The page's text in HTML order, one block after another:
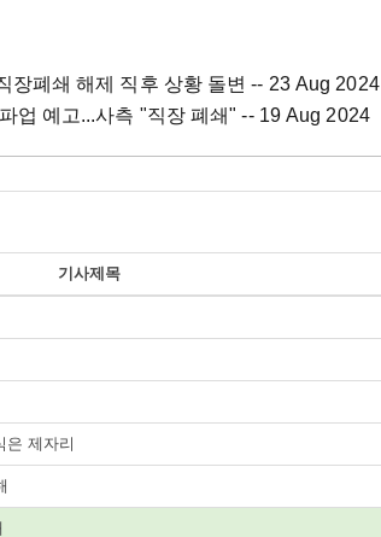
장폐쇄 해제 직후 상황 돌변 -- 23 Aug 2024
업 예고...사측 "직장 폐쇄" -- 19 Aug 2024
기사제목
은 제자리